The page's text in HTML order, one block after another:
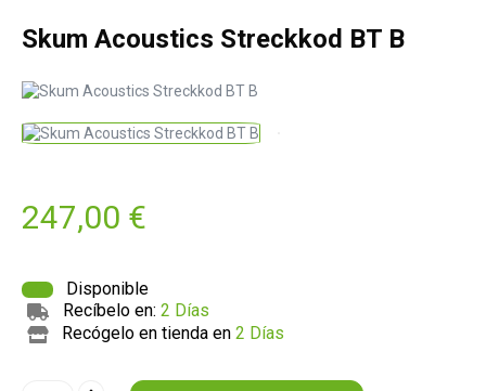
Skum Acoustics Streckkod BT B
247,00 €
Disponible
Recíbelo en:2 Días
Recógelo en tienda en2 Días